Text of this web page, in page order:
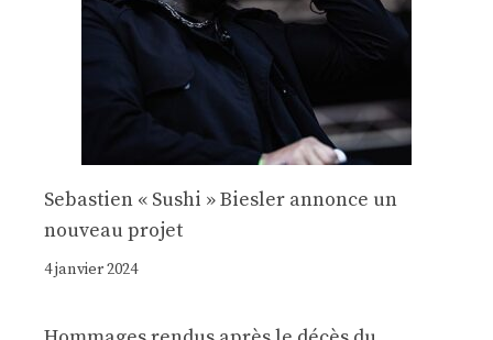
Sebastien « Sushi » Biesler annonce un
nouveau projet
4 janvier 2024